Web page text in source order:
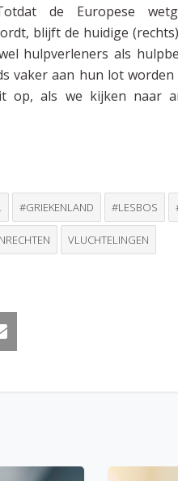
de Europese
blijft de huidige
hulpverleners als
vaker aan hun lot
op, als we kijken naar
#GRIEKENLAND #LESBOS
VLUCHTELINGEN